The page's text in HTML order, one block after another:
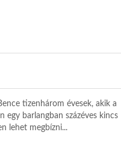
tizenhárom évesek, akik a
barlangban százéves kincs
lehet megbízni...